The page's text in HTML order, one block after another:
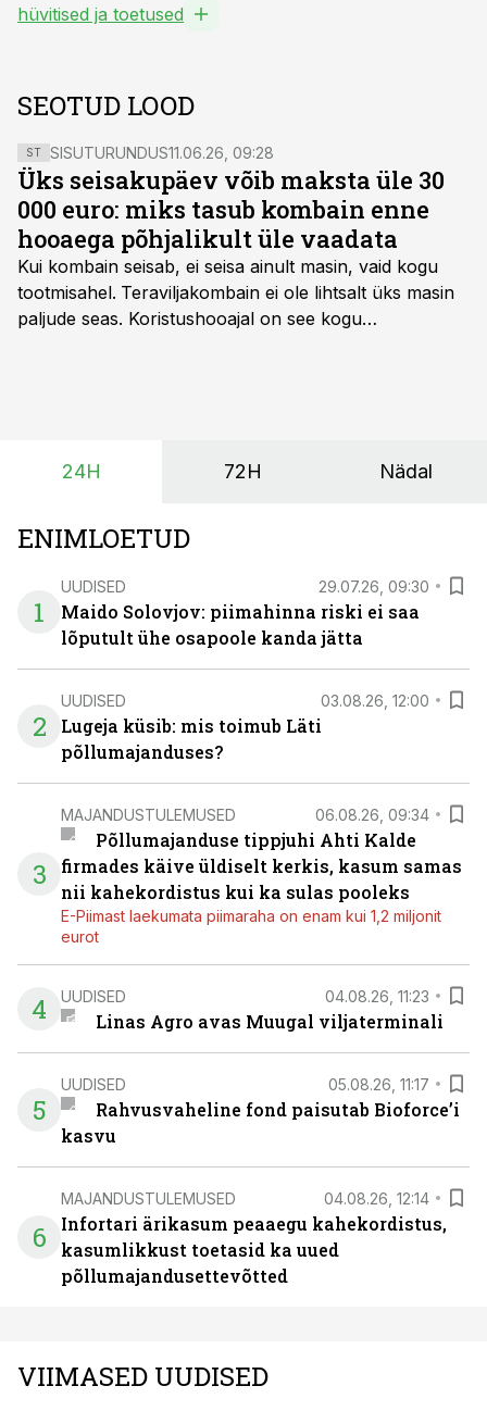
hüvitised ja toetused
SEOTUD LOOD
ST SISUTURUNDUS11.06.26, 09:28
Üks seisakupäev võib maksta üle 30
000 euro: miks tasub kombain enne
hooaega põhjalikult üle vaadata
Kui kombain seisab, ei seisa ainult masin, vaid kogu
tootmisahel. Teraviljakombain ei ole lihtsalt üks masin
paljude seas. Koristushooajal on see kogu
24H 72H Nädal
ENIMLOETUD
1
UUDISED 29.07.26, 09:30
Maido Solovjov: piimahinna riski ei saa
lõputult ühe osapoole kanda jätta
2
UUDISED 03.08.26, 12:00
Lugeja küsib: mis toimub Läti
põllumajanduses?
3
MAJANDUSTULEMUSED 06.08.26, 09:34
Põllumajanduse tippjuhi Ahti Kalde
firmades käive üldiselt kerkis, kasum samas
nii kahekordistus kui ka sulas pooleks
E-Piimast laekumata piimaraha on enam kui 1,2 miljonit
eurot
4 UUDISED 04.08.26, 11:23
Linas Agro avas Muugal viljaterminali
5
UUDISED 05.08.26, 11:17
Rahvusvaheline fond paisutab Bioforce’i
kasvu
6
MAJANDUSTULEMUSED 04.08.26, 12:14
Infortari ärikasum peaaegu kahekordistus,
kasumlikkust toetasid ka uued
põllumajandusettevõtted
VIIMASED UUDISED